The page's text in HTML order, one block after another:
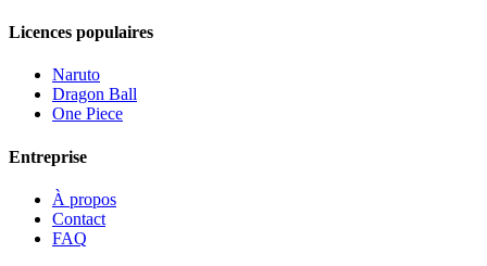
Licences populaires
Naruto
Dragon Ball
One Piece
Entreprise
À propos
Contact
FAQ